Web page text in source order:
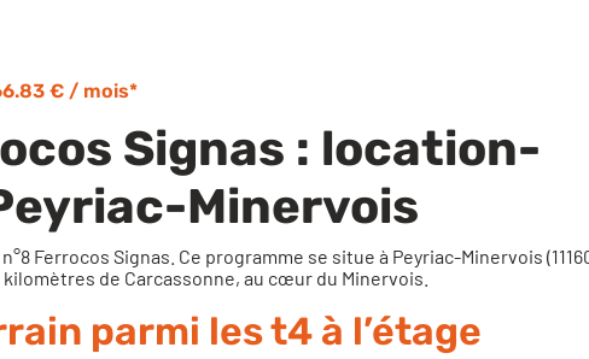
€ / mois*
Signas : location-
Minervois
Ferrocos Signas. Ce programme se situe à Peyriac-Minervois
de Carcassonne, au cœur du Minervois.
parmi les t4 à l’étage